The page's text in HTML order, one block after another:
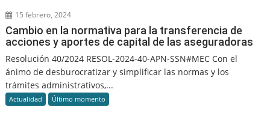
15 febrero, 2024
Cambio en la normativa para la transferencia de
acciones y aportes de capital de las aseguradoras
Resolución 40/2024 RESOL-2024-40-APN-SSN#MEC Con el
ánimo de desburocratizar y simplificar las normas y los
trámites administrativos,...
Actualidad Último momento